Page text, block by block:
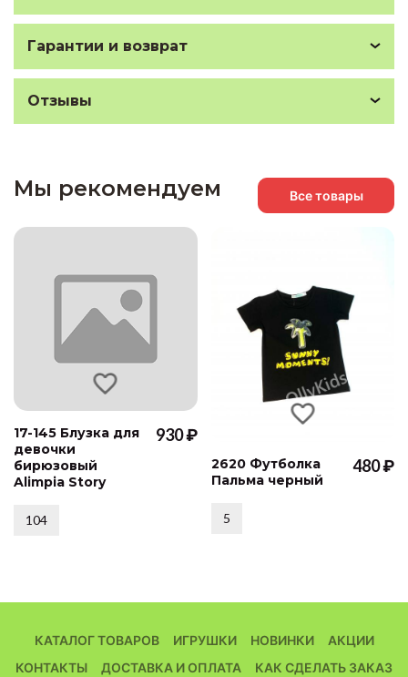
Гарантии и возврат
Отзывы
Мы рекомендуем Все товары
17-145 Блузка для
девочки
бирюзовый
Alimpia Story
930 ₽
104
2620 Футболка
Пальма черный
480 ₽
5
КАТАЛОГ ТОВАРОВ ИГРУШКИ НОВИНКИ
АКЦИИ
КОНТАКТЫ
ДОСТАВКА И ОПЛАТА КАК СДЕЛАТЬ ЗАКАЗ